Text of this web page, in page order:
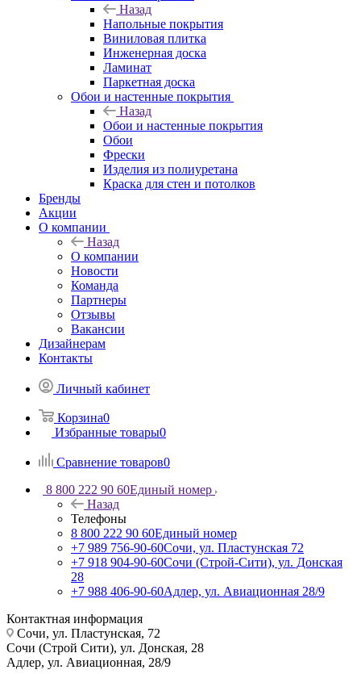
Назад
Напольные покрытия
Виниловая плитка
Инженерная доска
Ламинат
Паркетная доска
Обои и настенные покрытия
Назад
Обои и настенные покрытия
Обои
Фрески
Изделия из полиуретана
Краска для стен и потолков
Бренды
Акции
О компании
Назад
О компании
Новости
Команда
Партнеры
Отзывы
Вакансии
Дизайнерам
Контакты
Личный кабинет
Корзина0
Избранные товары0
Сравнение товаров0
8 800 222 90 60Единый номер
Назад
Телефоны
8 800 222 90 60Единый номер
+7 989 756-90-60Сочи, ул. Пластунская 72
+7 918 904-90-60Сочи (Строй-Сити), ул. Донская
28
+7 988 406-90-60Адлер, ул. Авиационная 28/9
Контактная информация
Сочи, ул. Пластунская, 72
Сочи (Строй Сити), ул. Донская, 28
Адлер, ул. Авиационная, 28/9